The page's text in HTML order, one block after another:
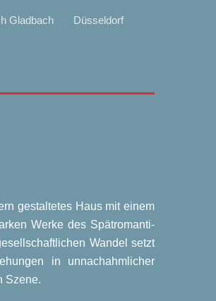
Gladbach Düsseldorf
gestal­te­tes Haus mit einem
Wer­ke des Spät­ro­man­ti­
Wan­del setzt
in unnach­ahm­li­cher
Sze­ne.